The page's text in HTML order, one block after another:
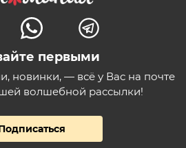
первыми
новинки, — всё у Вас на почте
волшебной рассылки!